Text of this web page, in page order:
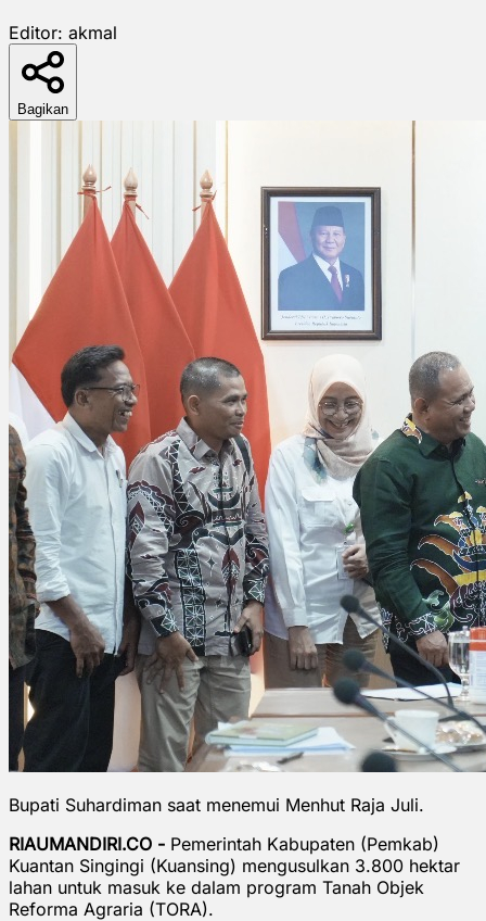
Editor: akmal
Bagikan
Bupati Suhardiman saat menemui Menhut Raja Juli.
RIAUMANDIRI.CO - Pemerintah Kabupaten (Pemkab)
Kuantan Singingi (Kuansing) mengusulkan 3.800 hektar
lahan untuk masuk ke dalam program Tanah Objek
Reforma Agraria (TORA).